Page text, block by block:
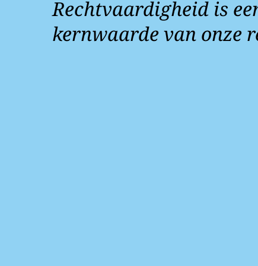
Rechtvaardigheid is
kernwaarde van onze